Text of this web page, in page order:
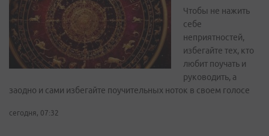
Чтобы не нажить
себе
неприятностей,
избегайте тех, кто
любит поучать и
руководить, а
заодно и сами избегайте поучительных ноток в своем голосе
сегодня, 07:32